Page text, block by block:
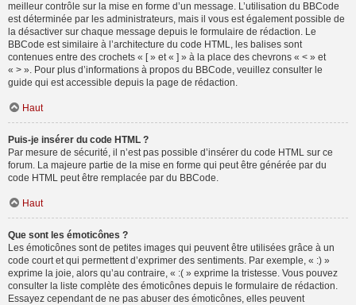
meilleur contrôle sur la mise en forme d’un message. L’utilisation du BBCode
est déterminée par les administrateurs, mais il vous est également possible de
la désactiver sur chaque message depuis le formulaire de rédaction. Le
BBCode est similaire à l’architecture du code HTML, les balises sont
contenues entre des crochets « [ » et « ] » à la place des chevrons « < » et
« > ». Pour plus d’informations à propos du BBCode, veuillez consulter le
guide qui est accessible depuis la page de rédaction.
Haut
Puis-je insérer du code HTML ?
Par mesure de sécurité, il n’est pas possible d’insérer du code HTML sur ce
forum. La majeure partie de la mise en forme qui peut être générée par du
code HTML peut être remplacée par du BBCode.
Haut
Que sont les émoticônes ?
Les émoticônes sont de petites images qui peuvent être utilisées grâce à un
code court et qui permettent d’exprimer des sentiments. Par exemple, « :) »
exprime la joie, alors qu’au contraire, « :( » exprime la tristesse. Vous pouvez
consulter la liste complète des émoticônes depuis le formulaire de rédaction.
Essayez cependant de ne pas abuser des émoticônes, elles peuvent